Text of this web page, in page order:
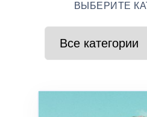
ВЫБЕРИТЕ